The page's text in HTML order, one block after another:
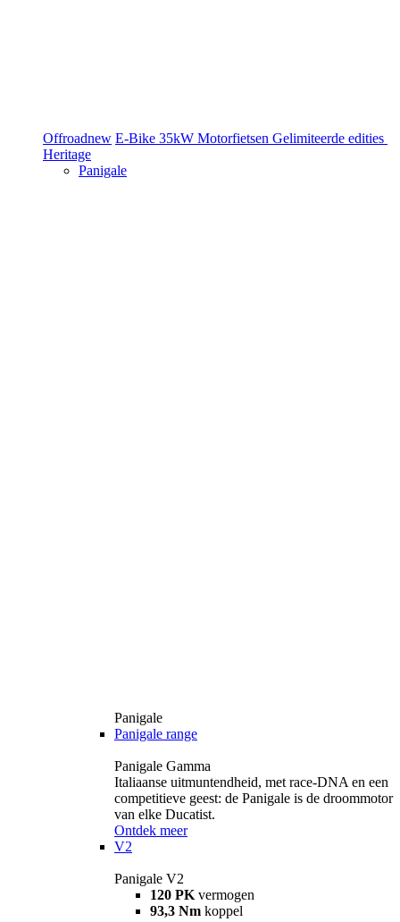
Offroadnew E-Bike 35kW Motorfietsen Gelimiteerde edities
Heritage
Panigale
Panigale
Panigale range
Panigale Gamma
Italiaanse uitmuntendheid, met race-DNA en een
competitieve geest: de Panigale is de droommotor
van elke Ducatist.
Ontdek meer
V2
Panigale V2
120 PK vermogen
93,3 Nm koppel